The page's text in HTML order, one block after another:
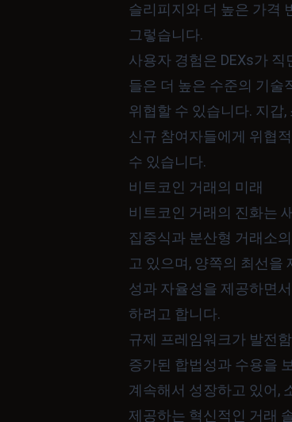
슬리피지와 더 높은 가격
그렇습니다.
사용자 경험은 DEXs가
들은 더 높은 수준의 기술
위협할 수 있습니다. 지갑
신규 참여자들에게 위협
수 있습니다.
비트코인 거래의 미래
비트코인 거래의 진화는
집중식과 분산형 거래소
고 있으며, 양쪽의 최선
성과 자율성을 제공하면
하려고 합니다.
규제 프레임워크가 발전
증가된 합법성과 수용을
계속해서 성장하고 있어,
제공하는 혁신적인 거래